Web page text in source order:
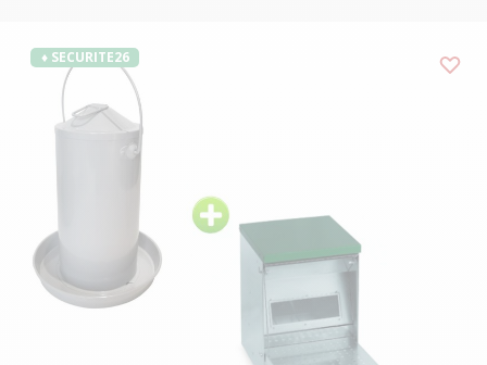
♦ SECURITE26